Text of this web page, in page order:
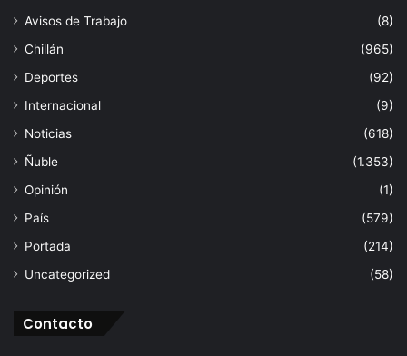
Avisos de Trabajo
(8)
Chillán
(965)
Deportes
(92)
Internacional
(9)
Noticias
(618)
Ñuble
(1.353)
Opinión
(1)
País
(579)
Portada
(214)
Uncategorized
(58)
Contacto